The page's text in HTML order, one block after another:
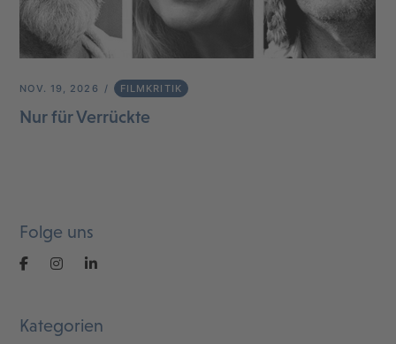
NOV. 19, 2026 FILMKRITIK
Nur für Verrückte
Folge uns
Kategorien